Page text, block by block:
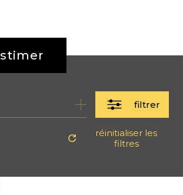
filtrer
réinitialiser les
filtres